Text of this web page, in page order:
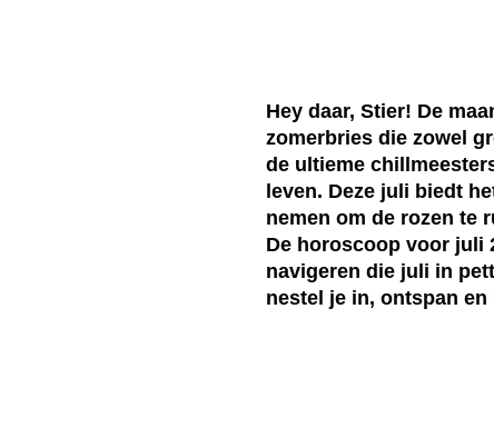
Hey daar, Stier! De
zomerbries die zowel
de ultieme
leven. Deze juli biedt
nemen om de rozen te
De horoscoop voor juli
navigeren die juli in
nestel je in, ontspan